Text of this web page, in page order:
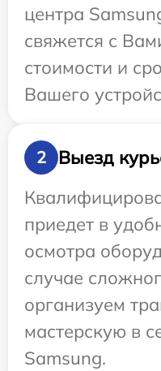
центра
свяжется с
стоимости и
Вашего
2
Выезд
приедет в
осмотра
случае
организуем
мастерскую в
Samsung.